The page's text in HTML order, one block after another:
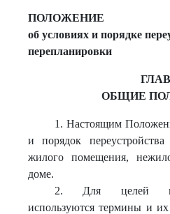
ПОЛОЖЕНИЕ
об условиях и порядке
перепланировки
ОБЩИЕ
1. Настоящим
и порядок
жилого помещения,
доме.
2. Для целей
используются термины и их